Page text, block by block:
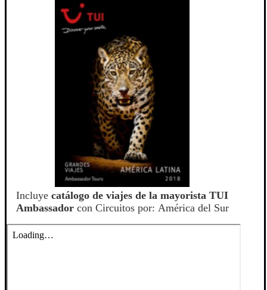
Incluyecatálogo de viajes de la mayorista TUI
Ambassadorcon Circuitos por: América del Sur